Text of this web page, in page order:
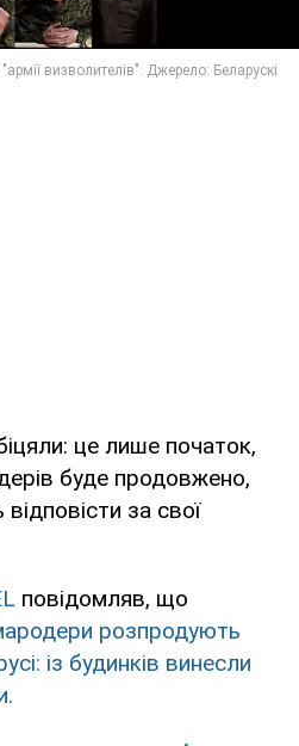
це лише початок,
буде продовжено,
за свої
повідомляв, що
розпродують
із будинків винесли